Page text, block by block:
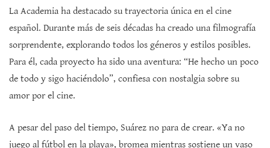
La Academia ha destacado su trayectoria única en el cine
español. Durante más de seis décadas ha creado una filmografía
sorprendente, explorando todos los géneros y estilos posibles.
Para él, cada proyecto ha sido una aventura: “He hecho un poco
de todo y sigo haciéndolo”, confiesa con nostalgia sobre su
amor por el cine.
A pesar del paso del tiempo, Suárez no para de crear. «Ya no
juego al fútbol en la playa», bromea mientras sostiene un vaso